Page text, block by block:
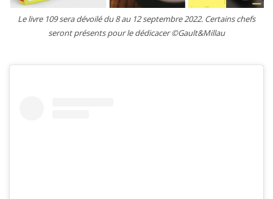
Le livre 109 sera dévoilé du 8 au 12 septembre 2022. Certains chefs
seront présents pour le dédicacer ©Gault&Millau